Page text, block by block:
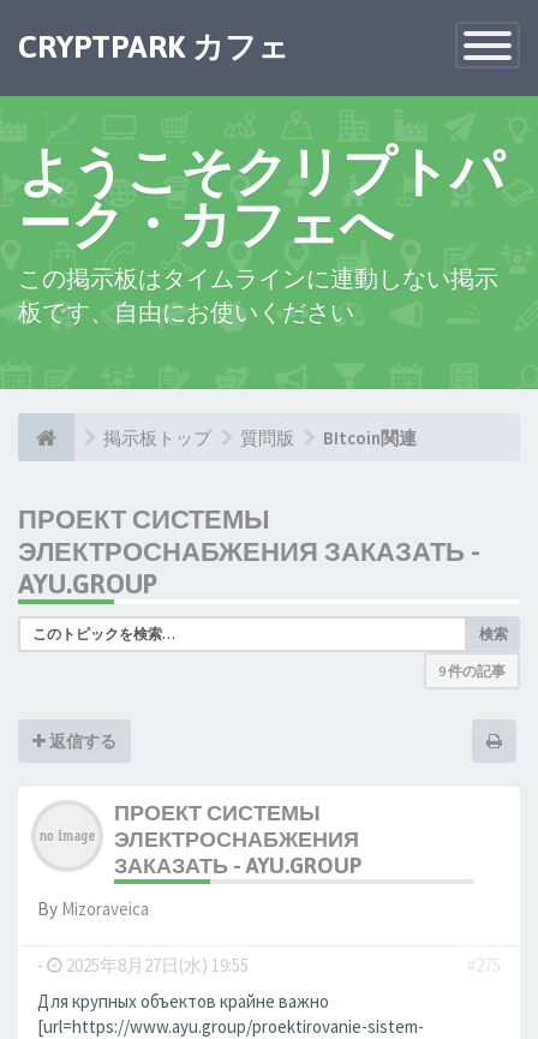
Toggle
CRYPTPARK カフェ
ようこそクリプトパ
ーク・カフェへ
この掲示板はタイムラインに連動しない掲示
板です、自由にお使いください
掲示板トップ 質問版 BItcoin関連
ПРОЕКТ СИСТЕМЫ
ЭЛЕКТРОСНАБЖЕНИЯ ЗАКАЗАТЬ -
AYU.GROUP
検索
9 件の記事
返信する
ПРОЕКТ СИСТЕМЫ
ЭЛЕКТРОСНАБЖЕНИЯ
ЗАКАЗАТЬ - AYU.GROUP
By Mizoraveica
- 2025年8月27日(水) 19:55
#275
Для крупных объектов крайне важно
[url=https://www.ayu.group/proektirovanie-sistem-